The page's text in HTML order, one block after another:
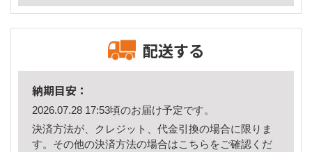
配送する
納期目安：
2026.07.28 17:53頃のお届け予定です。
決済方法が、クレジット、代金引換の場合に限りま
す。その他の決済方法の場合はこちら をご確認くだ